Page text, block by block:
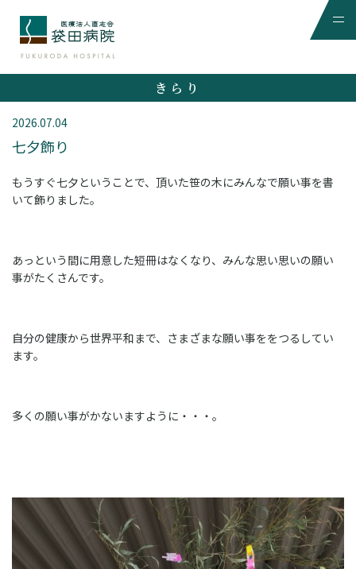
きらり
2026.07.04
七夕飾り
もうすぐ七夕ということで、頂いた笹の木にみんなで願い事を書
いて飾りました。
あっという間に用意した短冊はなくなり、みんな思い思いの願い
事がたくさんです。
自分の健康から世界平和まで、さまざまな願い事ををつるしてい
ます。
多くの願い事がかないますように・・・。